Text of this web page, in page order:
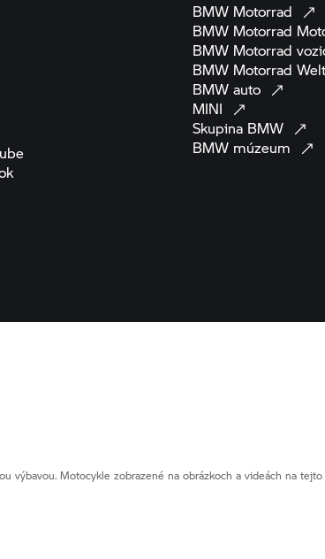
BMW Motorrad
BMW Motorrad
BMW Motorrad
BMW Motorrad
BMW auto
MINI
Skupina BMW
BMW múzeum
výbavou. Motocykle zobrazené na obrázkoch a videách na